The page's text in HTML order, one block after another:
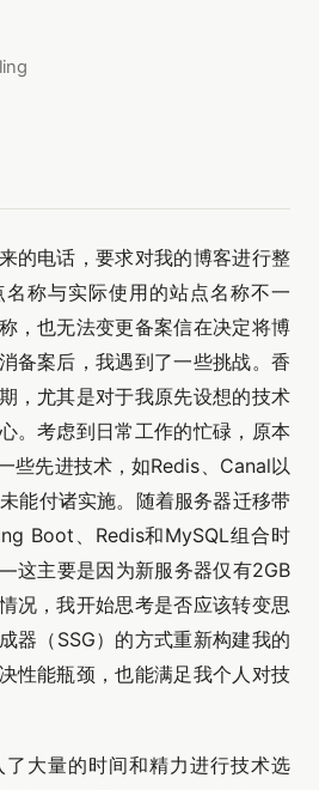
的电话，要求对我的博客进行整
称与实际使用的站点名称不一
，也无法变更备案信在决定将博
备案后，我遇到了一些挑战。香
，尤其是对于我原先设想的技术
。考虑到日常工作的忙碌，原本
些先进技术，如Redis、Canal以
能付诸实施。随着服务器迁移带
Boot、Redis和MySQL组合时
主要是因为新服务器仅有2GB
况，我开始思考是否应该转变思
器（SSG）的方式重新构建我的
性能瓶颈，也能满足我个人对技
大量的时间和精力进行技术选